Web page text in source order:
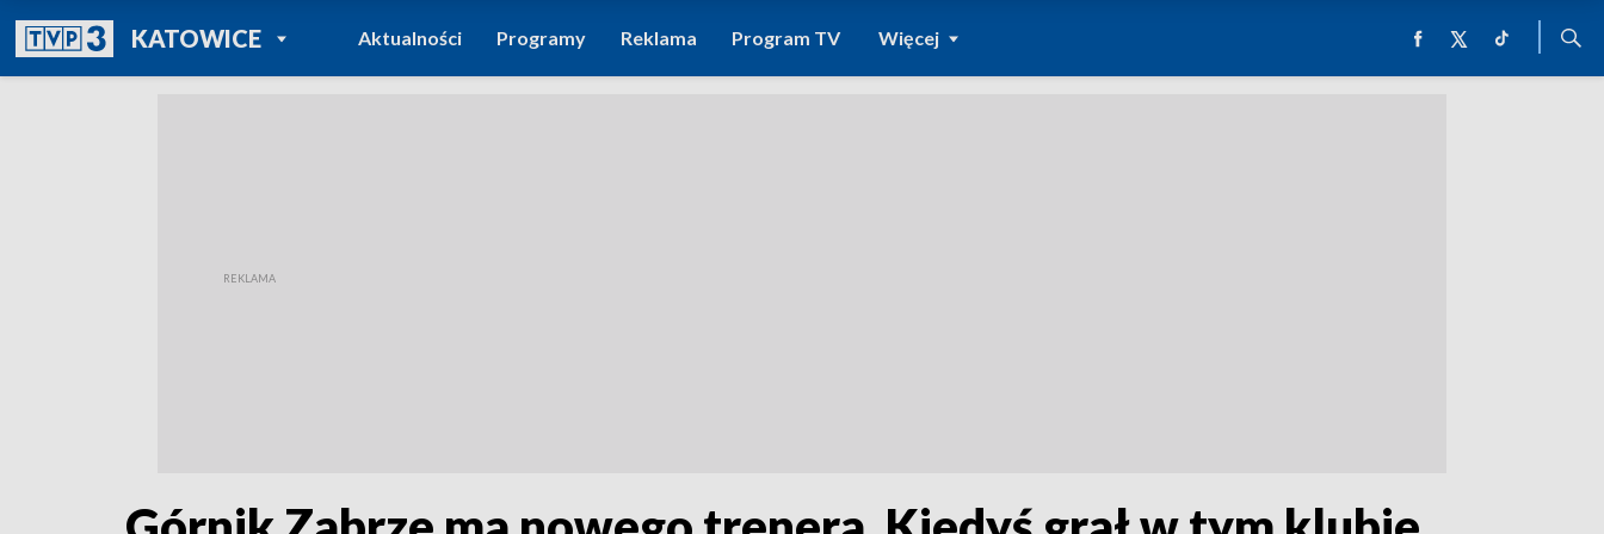
KATOWICEPOWRÓT DO
TVP REGIONY
Aktualności Programy Reklama Program TV Więcej